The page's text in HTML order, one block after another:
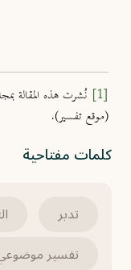
[1]
(موقع تفسير).
كلمات مفتاحية
تدبر
تفسير